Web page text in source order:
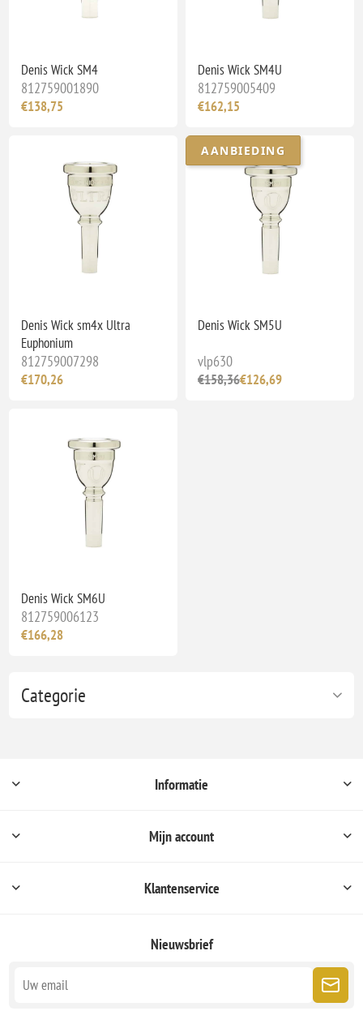
Categorie
Denis Wick SM4
812759001890
€138,75
Denis Wick SM4U
812759005409
€162,15
Denis Wick sm4x Ultra
Euphonium
812759007298
€170,26
AANBIEDING
Denis Wick SM5U
vlp630
€158,36€126,69
Denis Wick SM6U
812759006123
€166,28
Informatie
Mijn account
Klantenservice
Nieuwsbrief